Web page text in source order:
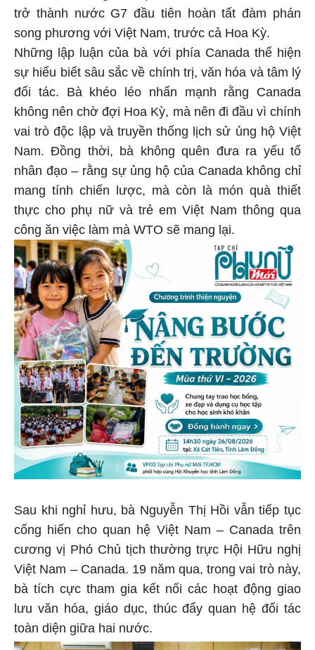
trở thành nước G7 đầu tiên hoàn tất đàm phán
song phương với Việt Nam, trước cả Hoa Kỳ.
Những lập luận của bà với phía Canada thể hiện
sự hiểu biết sâu sắc về chính trị, văn hóa và tâm lý
đối tác. Bà khéo léo nhấn mạnh rằng Canada
không nên chờ đợi Hoa Kỳ, mà nên đi đầu vì chính
vai trò độc lập và truyền thống lịch sử ủng hộ Việt
Nam. Đồng thời, bà không quên đưa ra yếu tố
nhân đạo – rằng sự ủng hộ của Canada không chỉ
mang tính chiến lược, mà còn là món quà thiết
thực cho phụ nữ và trẻ em Việt Nam thông qua
công ăn việc làm mà WTO sẽ mang lại.
Sau khi nghỉ hưu, bà Nguyễn Thị Hồi vẫn tiếp tục
cống hiến cho quan hệ Việt Nam – Canada trên
cương vị Phó Chủ tịch thường trực Hội Hữu nghị
Việt Nam – Canada. 19 năm qua, trong vai trò này,
bà tích cực tham gia kết nối các hoạt động giao
lưu văn hóa, giáo dục, thúc đẩy quan hệ đối tác
toàn diện giữa hai nước.